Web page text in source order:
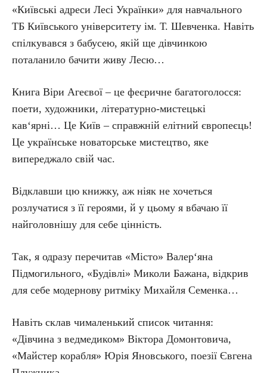
«Київські адреси Лесі Українки» для навчального
ТБ Київського університету ім. Т. Шевченка. Навіть
спілкувався з бабусею, якій ще дівчинкою
поталанило бачити живу Лесю…
Книга Віри Агеєвої – це феєричне багатоголосся:
поети, художники, літературно-мистецькі
кав‘ярні… Це Київ – справжній елітний європеєць!
Це українське новаторське мистецтво, яке
випереджало свій час.
Відклавши цю книжку, аж ніяк не хочеться
розлучатися з її героями, й у цьому я вбачаю її
найголовнішу для себе цінність.
Так, я одразу перечитав «Місто» Валер‘яна
Підмогильного, «Будівлі» Миколи Бажана, відкрив
для себе модернову ритміку Михайля Семенка…
Навіть склав чималенький список читання:
«Дівчина з ведмедиком» Віктора Домонтовича,
«Майстер корабля» Юрія Яновського, поезії Євгена